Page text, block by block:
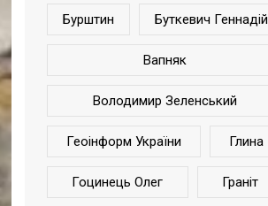
Бурштин Буткевич Геннадій
Вапняк
Володимир Зеленський
Геоінформ України Глина
Гоцинець Олег Граніт